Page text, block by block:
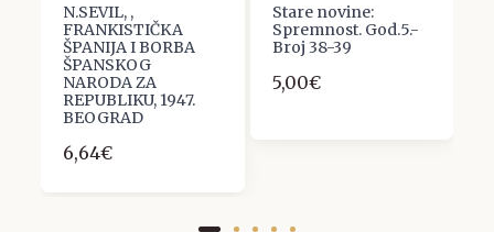
N.SEVIL, ,
FRANKISTIČKA
ŠPANIJA I BORBA
ŠPANSKOG
NARODA ZA
REPUBLIKU, 1947.
BEOGRAD
6,64€
Stare novine:
Spremnost. God.5.-
Broj 38-39
5,00€